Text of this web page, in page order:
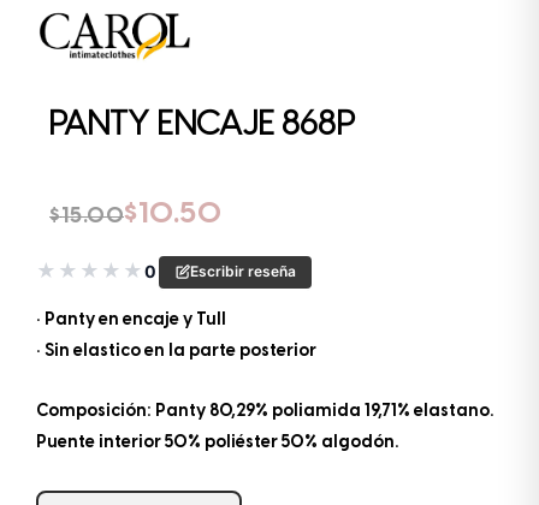
PANTY ENCAJE 868P
$15.00$10.50
★ ★ ★ ★ ★0 Escribir reseña
• Panty en encaje y Tull
• Sin elastico en la parte posterior
Composición: Panty 80,29% poliamida 19,71% elastano.
Puente interior 50% poliéster 50% algodón.